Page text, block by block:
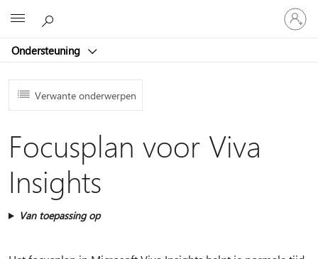
Ondersteuning
Meld
je
aan
je
Verwante onderwerpen
Focusplan voor Viva
Insights
Van toepassing op